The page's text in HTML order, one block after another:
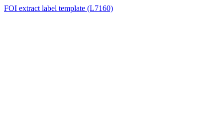
FOI extract label template (L7160)